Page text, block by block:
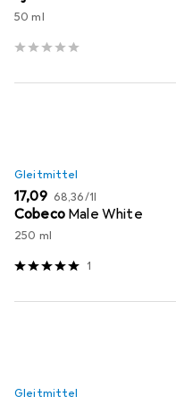
50 ml
Gleitmittel
EUR
17,09 EUR
68,36/1l
Cobeco Male White
250 ml
1
Gleitmittel